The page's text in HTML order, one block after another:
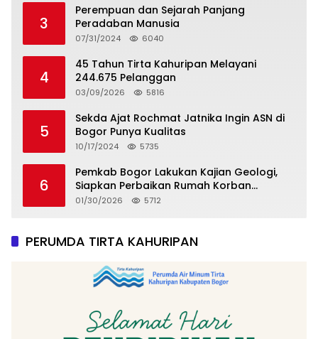
3
Perempuan dan Sejarah Panjang
Peradaban Manusia
07/31/2024 6040
4
45 Tahun Tirta Kahuripan Melayani
244.675 Pelanggan
03/09/2026 5816
5
Sekda Ajat Rochmat Jatnika Ingin ASN di
Bogor Punya Kualitas
10/17/2024 5735
6
Pemkab Bogor Lakukan Kajian Geologi,
Siapkan Perbaikan Rumah Korban
Pergeseran Tanah
01/30/2026 5712
PERUMDA TIRTA KAHURIPAN